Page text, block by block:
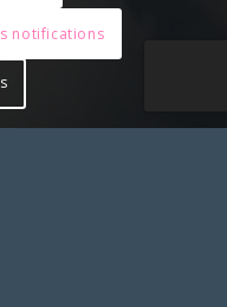
notifications